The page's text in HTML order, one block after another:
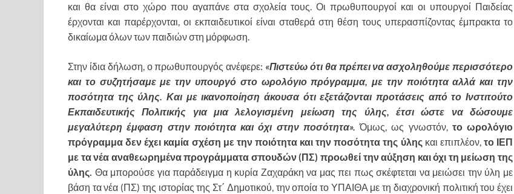
και θα είναι στο χώρο που αγαπάνε στα σχολεία τους. Οι πρωθυπουργοί και οι υπουργοί Παιδείας
έρχονται και παρέρχονται, οι εκπαιδευτικοί είναι σταθερά στη θέση τους υπερασπίζοντας έμπρακτα το
δικαίωμα όλων των παιδιών στη μόρφωση.
Στην ίδια δήλωση, ο πρωθυπουργός ανέφερε: «Πιστεύω ότι θα πρέπει να ασχοληθούμε περισσότερο
και το συζητήσαμε με την υπουργό στο ωρολόγιο πρόγραμμα, με την ποιότητα αλλά και την
ποσότητα της ύλης. Και με ικανοποίηση άκουσα ότι εξετάζονται προτάσεις από το Ινστιτούτο
Εκπαιδευτικής Πολιτικής για μια λελογισμένη μείωση της ύλης, έτσι ώστε να δώσουμε
μεγαλύτερη έμφαση στην ποιότητα και όχι στην ποσότητα».Όμως, ως γνωστόν, το ωρολόγιο
πρόγραμμα δεν έχει καμία σχέση με την ποιότητα και την ποσότητα της ύληςκαι επιπλέον, το ΙΕΠ
με τα νέα αναθεωρημένα προγράμματα σπουδών (ΠΣ) προωθεί την αύξηση και όχι τη μείωση της
ύλης. Θα μπορούσε για παράδειγμα η κυρία Ζαχαράκη να μας πει πως σκέφτεται να μειώσει την ύλη με
βάση τα νέα (ΠΣ) της ιστορίας της Στ΄ Δημοτικού, την οποία το ΥΠΑΙΘΑ με τη διαχρονική πολιτική του έχει